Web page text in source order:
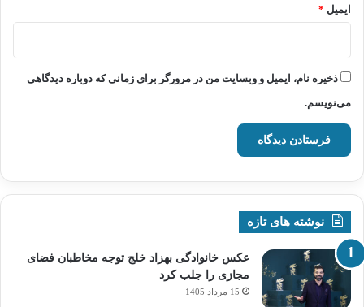
ایمیل *
ذخیره نام، ایمیل و وبسایت من در مرورگر برای زمانی که دوباره دیدگاهی
می‌نویسم.
نوشته های تازه
عکس خانوادگی بهزاد خلج توجه مخاطبان فضای
مجازی را جلب کرد
15 مرداد 1405